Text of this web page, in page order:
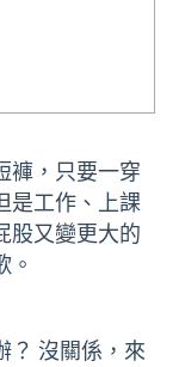
褲，只要一穿
是工作、上課
股又變更大的
。
？ 沒關係，來